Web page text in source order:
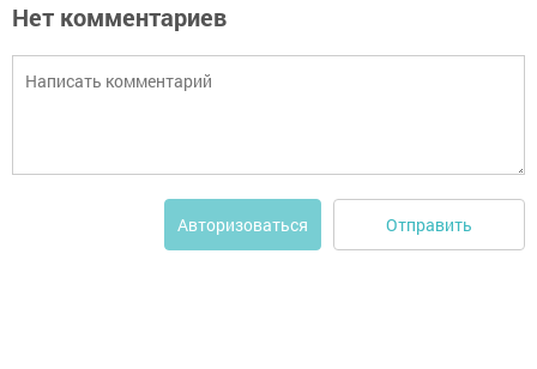
Нет комментариев
Авторизоваться Отправить